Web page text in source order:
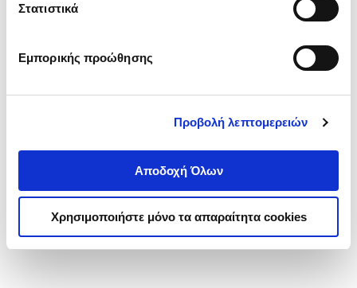
Στατιστικά
Εμπορικής προώθησης
Προβολή λεπτομερειών
Αποδοχή Όλων
Χρησιμοποιήστε μόνο τα απαραίτητα cookies